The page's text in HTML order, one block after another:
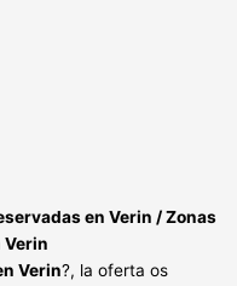
en Verin / Zonas
Verin
Verin?, la oferta os